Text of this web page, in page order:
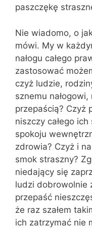
paszczękę
Nie wiadomo, o
mówi. My w
nałogu całego
zastosować
czyż lu­dzie,
sznemu
przepaścią? Czyż
niszczy całego
spokoju
zdrowia? Czyż i
smok straszny?
niedający się
ludzi dobrowolnie
przepaść
że raz szałem
ich za­trzymać nie